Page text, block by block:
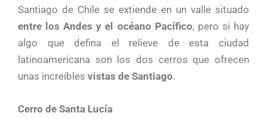
Santiago de Chile se extiende en un valle situado
entre los Andes y el océano Pacífico, pero si hay
algo que defina el relieve de esta ciudad
latinoamericana son los dos cerros que ofrecen
unas increíbles vistas de Santiago.
Cerro de Santa Lucía